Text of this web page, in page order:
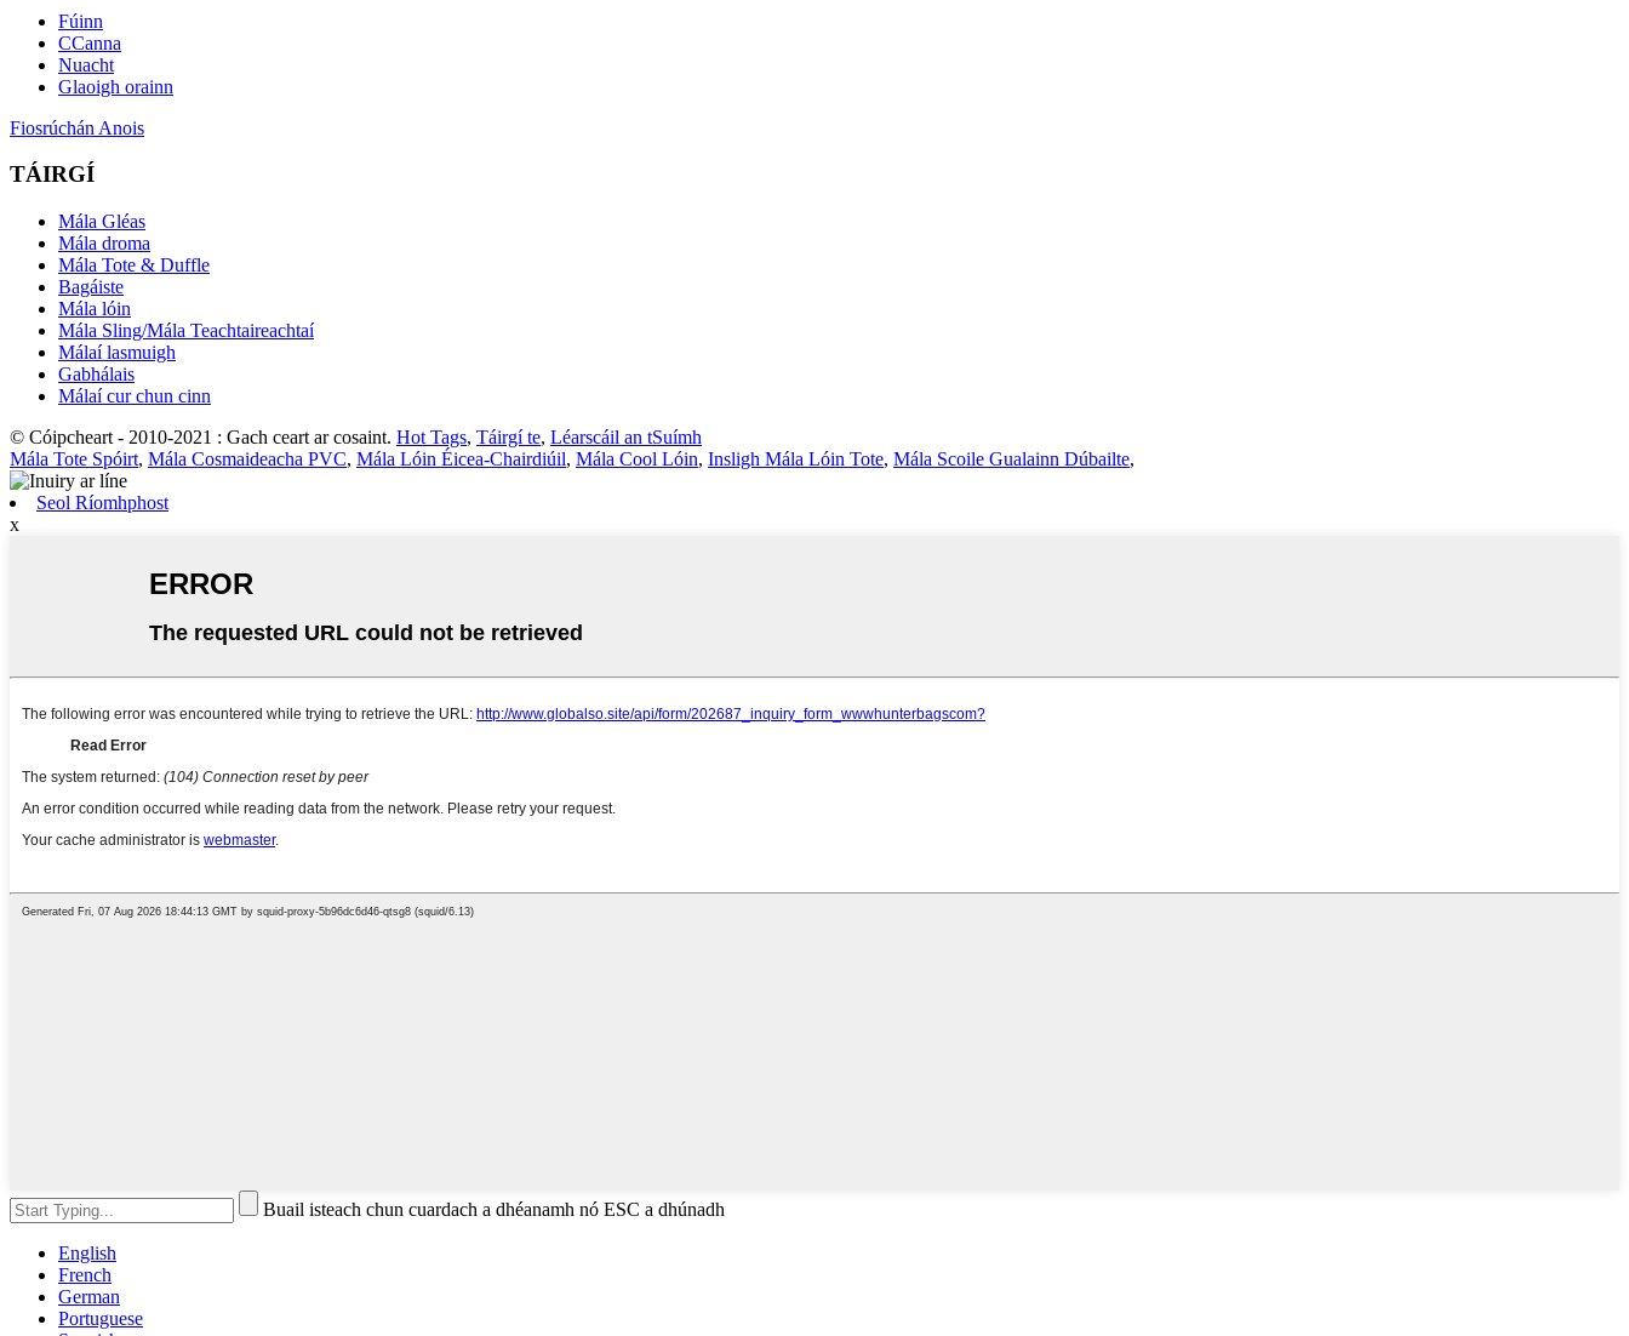
Fúinn
CCanna
Nuacht
Glaoigh orainn
Fiosrúchán Anois
TÁIRGÍ
Mála Gléas
Mála droma
Mála Tote & Duffle
Bagáiste
Mála lóin
Mála Sling/Mála Teachtaireachtaí
Málaí lasmuigh
Gabhálais
Málaí cur chun cinn
© Cóipcheart - 2010-2021 : Gach ceart ar cosaint. Hot Tags, Táirgí te, Léarscáil an tSuímh
Mála Tote Spóirt, Mála Cosmaideacha PVC, Mála Lóin Éicea-Chairdiúil, Mála Cool Lóin, Insligh Mála Lóin Tote, Mála Scoile Gualainn Dúbailte,
Seol Ríomhphost
x
Buail isteach chun cuardach a dhéanamh nó ESC a dhúnadh
English
French
German
Portuguese